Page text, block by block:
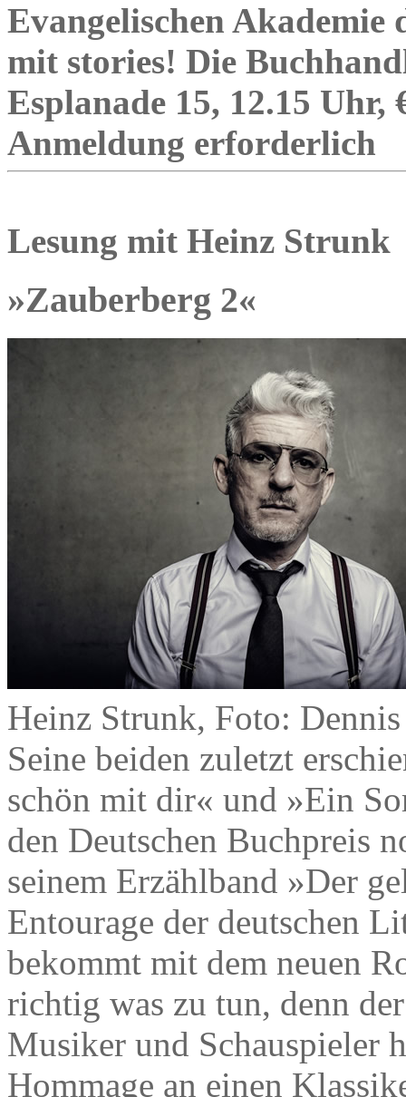
Evangelischen
mit stories! Die
Esplanade 15, 12.15
Anmeldung erforderlich
Lesung mit Heinz Strunk
»Zauberberg 2«
Heinz Strunk, Foto:
Seine beiden zuletzt
schön mit dir« und »Ein
den Deutschen Buchpreis
seinem Erzählband »Der
Entourage der deutschen
bekommt mit dem neuen
richtig was zu tun, denn
Musiker und Schauspieler
Hommage an einen